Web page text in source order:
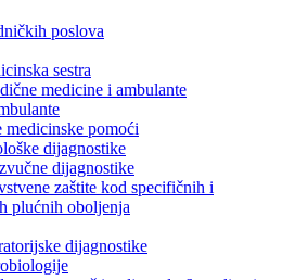
poslova
sestra
medicine i ambulante
medicinske pomoći
dijagnostike
dijagnostike
zaštite kod specifičnih i
plućnih oboljenja
dijagnostike